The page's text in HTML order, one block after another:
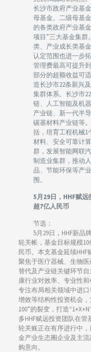
长沙市政府产业基
母基金。二级母基
的各类政府产业基
项目”三大基金集群
类、产业成长类基
认定范围也进一步
管理费最高可提升
部分的超额收益可
造长沙市22条新兴
集群体系。长沙市
链、人工智能及机
产业链、新一代半
碳基材料产业链等
括，培育工程机械1
材料、安全可靠计
群，发展智能网联
制造业集群，推动
品、节能环保等产
围。
5月29日，HHF赋
超7亿人民币
节选：
5月29日，HHF新品牌
轮关帐，基金目标规模
民币。本支基金延续
聚焦于医疗器械、生物
替代及产业链关键环节
康行业对效率、专业性
专注布局相关领域中进
增效等结构性投资机会，
100”的裂变，打造
多HHF赋远投资团队在
轮关账正在有序进行中
金产业生态圈企业及主
购意向。